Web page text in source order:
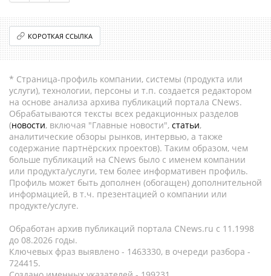
КОРОТКАЯ ССЫЛКА
* Страница-профиль компании, системы (продукта или
услуги), технологии, персоны и т.п. создается редактором
на основе анализа архива публикаций портала CNews.
Обрабатываются тексты всех редакционных разделов
(новости, включая "Главные новости", статьи,
аналитические обзоры рынков, интервью, а также
содержание партнёрских проектов). Таким образом, чем
больше публикаций на CNews было с именем компании
или продукта/услуги, тем более информативен профиль.
Профиль может быть дополнен (обогащен) дополнительной
информацией, в т.ч. презентацией о компании или
продукте/услуге.
Обработан архив публикаций портала CNews.ru c 11.1998
до 08.2026 годы.
Ключевых фраз выявлено - 1463330, в очереди разбора -
724415.